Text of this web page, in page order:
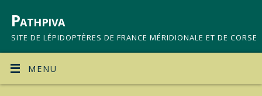
Pathpiva
SITE DE LÉPIDOPTÈRES DE FRANCE MÉRIDIONALE ET DE CORSE
MENU